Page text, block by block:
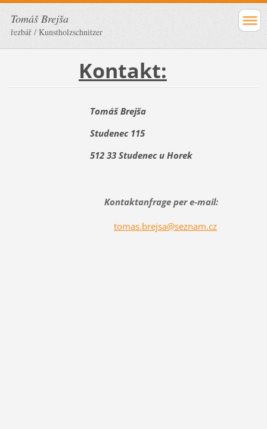
Tomáš Brejša
řezbář / Kunstholzschnitzer
Kontakt:
Tomáš Brejša
Studenec 115
512 33 Studenec u Horek
Kontaktanfrage per e-mail:
tomas.brejsa@seznam.cz